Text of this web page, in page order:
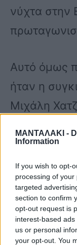
ΜΑΝΤΑΛΑΚΙ -
Information
If you wish to opt-
processing of
targeted
section to confirm
opt-out request is
interest-based
us or personal
your opt-out. You
νύχτα στην
Αυτό όμως
ήταν η
Μιχάλη
Στο τέλος
με
έκπληξη